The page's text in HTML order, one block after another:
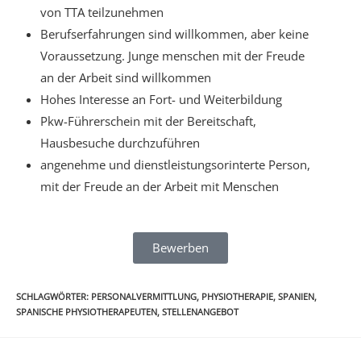
von TTA teilzunehmen
Berufserfahrungen sind willkommen, aber keine
Voraussetzung. Junge menschen mit der Freude
an der Arbeit sind willkommen
Hohes Interesse an Fort- und Weiterbildung
Pkw-Führerschein mit der Bereitschaft,
Hausbesuche durchzuführen
angenehme und dienstleistungsorinterte Person,
mit der Freude an der Arbeit mit Menschen
Bewerben
SCHLAGWÖRTER: PERSONALVERMITTLUNG, PHYSIOTHERAPIE, SPANIEN,
SPANISCHE PHYSIOTHERAPEUTEN, STELLENANGEBOT